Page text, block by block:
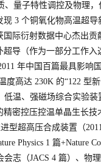
量子特性调控及物理，
3 个铜氧化物高温超
际衍射数据中心杰出贡
导（作为一部分工作入
年中国百篇最具影响
度高达 230K 的“122 型
温、强磁场综合实验装
密控压控温单晶生长技
型超高压合成装置（
Physics 1 篇+Nature
志（JACS 4 篇）、物